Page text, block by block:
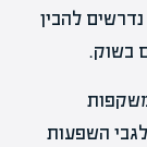
להבין
בשוק.
לגבי השפעות